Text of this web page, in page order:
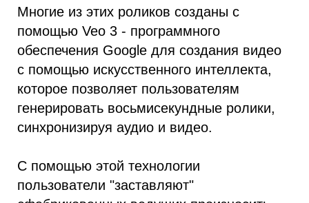
Многие из этих роликов созданы с
помощью Veo 3 - программного
обеспечения Google для создания видео
с помощью искусственного интеллекта,
которое позволяет пользователям
генерировать восьмисекундные ролики,
синхронизируя аудио и видео.
С помощью этой технологии
пользователи "заставляют"